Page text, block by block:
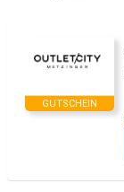
GUTSCHEIN